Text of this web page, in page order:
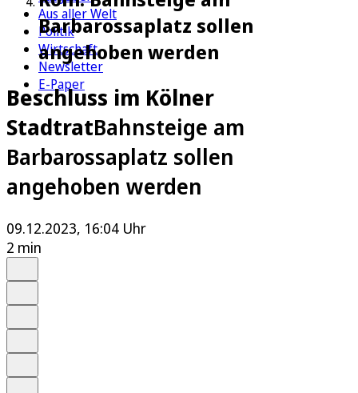
Aus aller Welt
Politik
Wirtschaft
Newsletter
E-Paper
Barbarossaplatz sollen
angehoben werden
Beschluss im Kölner
StadtratBahnsteige am
Barbarossaplatz sollen
angehoben werden
09.12.2023, 16:04 Uhr
2 min